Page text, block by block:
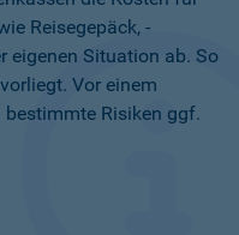
Reisegepäck, -
eigenen Situation ab. So
Vor einem
bestimmte Risiken ggf.